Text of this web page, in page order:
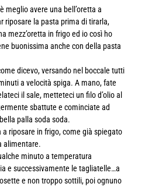
meglio avere una bell’oretta a
riposare la pasta prima di tirarla,
mezz’oretta in frigo ed io così ho
buonissima anche con della pasta
dicevo, versando nel boccale tutti
a velocità spiga. A mano, fate
il sale, metteteci un filo d’olio al
sbattute e cominciate ad
palla soda soda.
riposare in frigo, come già spiegato
alimentare.
minuto a temperatura
e successivamente le tagliatelle…a
e non troppo sottili, poi ognuno